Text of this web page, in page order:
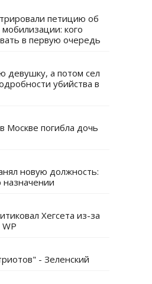
петицию об
кого
в первую очередь
девушку, а потом сел
убийства в
Москве погибла дочь
новую должность:
назначении
Хегсета из-за
- Зеленский